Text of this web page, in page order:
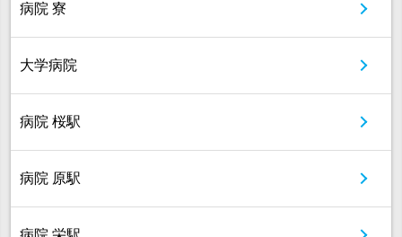
病院 寮
大学病院
病院 桜駅
病院 原駅